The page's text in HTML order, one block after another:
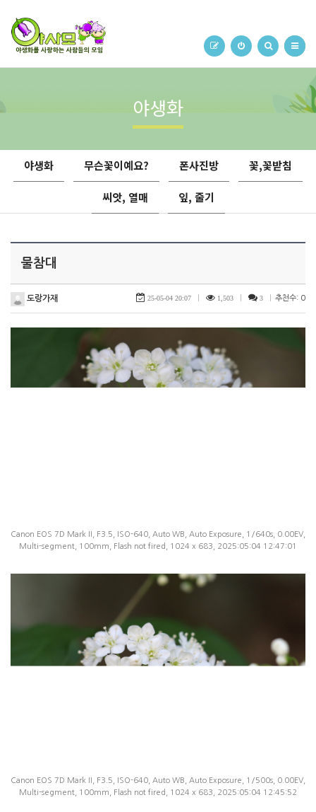
야생화
야생화 무슨꽃이예요? 폰사진방 꽃,꽃받침
씨앗, 열매 잎, 줄기
물참대
도랑가재 25-05-04 20:07 1,503 3 추천수: 0
Canon EOS 7D Mark II, F3.5, ISO-640, Auto WB, Auto Exposure, 1/640s, 0.00EV,
Multi-segment, 100mm, Flash not fired, 1024 x 683, 2025:05:04 12:47:01
Canon EOS 7D Mark II, F3.5, ISO-640, Auto WB, Auto Exposure, 1/500s, 0.00EV,
Multi-segment, 100mm, Flash not fired, 1024 x 683, 2025:05:04 12:45:52